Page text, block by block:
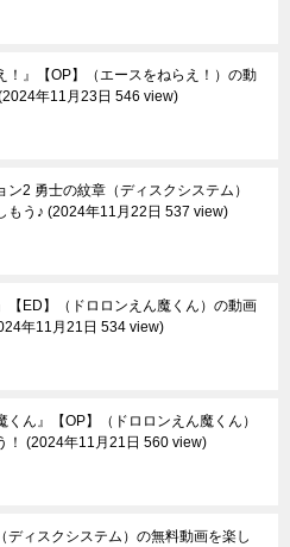
！』【OP】（エースをねらえ！）の動
2024年11月23日 546 view
ン2 勇士の紋章（ディスクシステム）
もう♪ 2024年11月22日 537 view
【ED】（ドロロンえん魔くん）の動画
年11月21日 534 view
くん』【OP】（ドロロンえん魔くん）
！
2024年11月21日 560 view
ディスクシステム）の無料動画を楽し